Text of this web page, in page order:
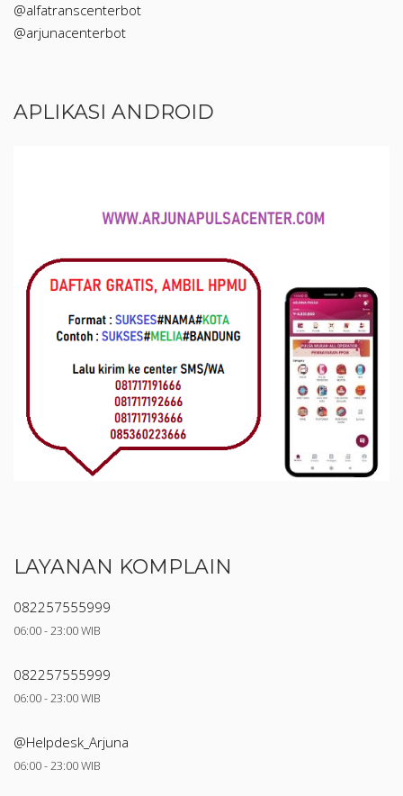
@alfatranscenterbot
@arjunacenterbot
APLIKASI ANDROID
LAYANAN KOMPLAIN
082257555999
06:00 - 23:00 WIB
082257555999
06:00 - 23:00 WIB
@Helpdesk_Arjuna
06:00 - 23:00 WIB